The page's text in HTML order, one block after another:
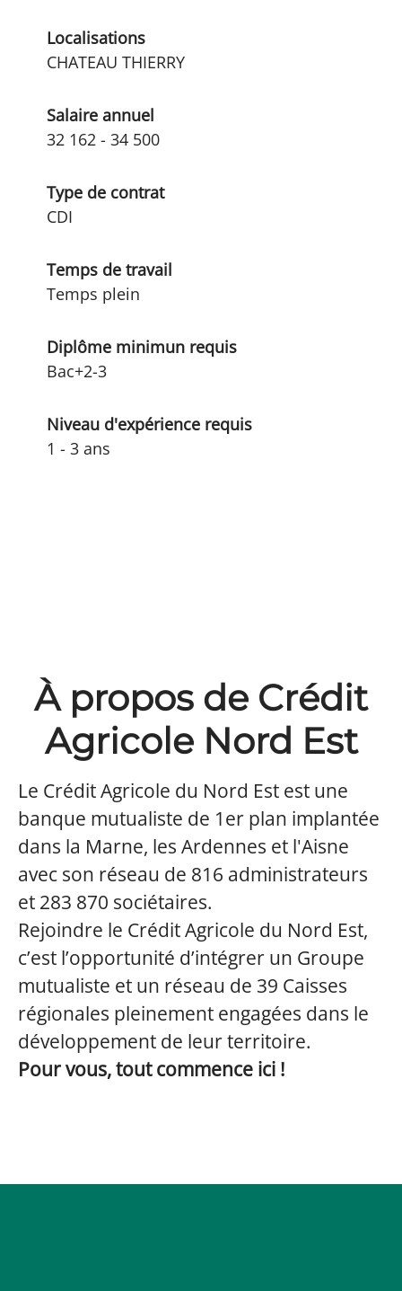
Localisations
CHATEAU THIERRY
Salaire annuel
32 162 - 34 500
Type de contrat
CDI
Temps de travail
Temps plein
Diplôme minimun requis
Bac+2-3
Niveau d'expérience requis
1 - 3 ans
À propos de Crédit
Agricole Nord Est
Le Crédit Agricole du Nord Est est une
banque mutualiste de 1er plan implantée
dans la Marne, les Ardennes et l'Aisne
avec son réseau de 816 administrateurs
et 283 870 sociétaires.
Rejoindre le Crédit Agricole du Nord Est,
c’est l’opportunité d’intégrer un Groupe
mutualiste et un réseau de 39 Caisses
régionales pleinement engagées dans le
développement de leur territoire.
Pour vous, tout commence ici !